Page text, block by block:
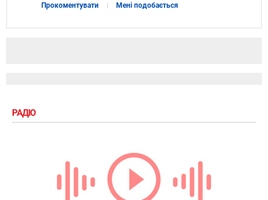
Прокоментувати Мені подобається
РАДІО